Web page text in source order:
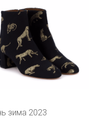
зима 2023